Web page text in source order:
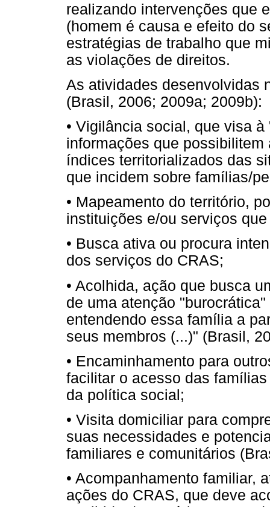
realizando intervenções que
(homem é causa e efeito do
estratégias de trabalho que
as violações de direitos.
As atividades desenvolvidas
(Brasil, 2006; 2009a; 2009b):
• Vigilância social, que visa
informações que
índices territorializados das
que incidem sobre famílias/
• Mapeamento do território,
instituições e/ou serviços
• Busca ativa ou procura
dos serviços do CRAS;
• Acolhida, ação que busca
de uma atenção
entendendo essa família a
seus membros (...)" (Brasil,
• Encaminhamento para
facilitar o acesso das
da política social;
• Visita domiciliar para
suas necessidades e
familiares e comunitários
• Acompanhamento familiar,
ações do CRAS, que deve